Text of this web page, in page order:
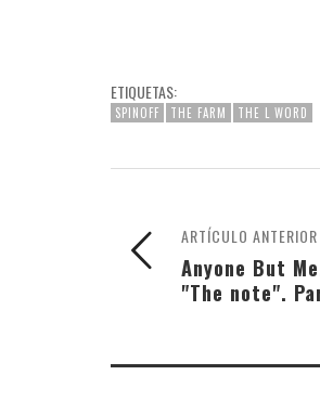
ETIQUETAS:
SPINOFF THE FARM THE L WORD
ARTÍCULO ANTERIOR
Anyone But
"The note".